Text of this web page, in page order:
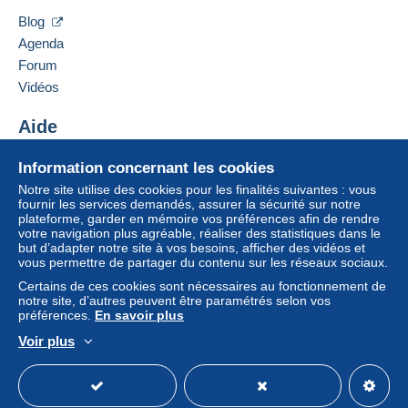
vendeur à l’acheteur. Un achat non payé peut
entraîner des conséquences au niveau du compte
Si les conditions de vente du vendeur comportent
considérer comme nulles et non avenues. Les
conditions de paiement du site Delcampe, telles
que définies dans les
conditions d’utilisation
Les achats doivent être payés dans les14 jours
suivant la réception du décompte final de la part du
vendeur.
Frais d'expéditionpour la France métropolitaine
CPA (envoi protégé)
- 1 à 2 cartes : 1,60€ (jusqu'à 20g)
Au dela, livres et autres objets : en fonction du poids et
Information concernant les cookies
Notre site utilise des cookies pour les finalités suivantes : vous
fournir les services demandés, assurer la sécurité sur notre
plateforme, garder en mémoire vos préférences afin de rendre
votre navigation plus agréable, réaliser des statistiques dans le
but d’adapter notre site à vos besoins, afficher des vidéos et
vous permettre de partager du contenu sur les réseaux sociaux.
Certains de ces cookies sont nécessaires au fonctionnement de
notre site, d’autres peuvent être paramétrés selon vos
préférences. En savoir plus
Voir plus
Blog
Agenda
Forum
Vidéos
Aide
Acheter sur Delcampe
Vendre sur Delcampe
Un site sécurisé